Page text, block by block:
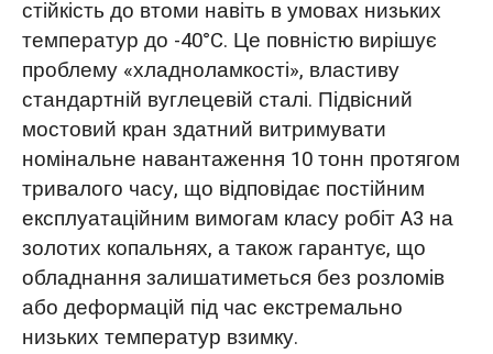
стійкість до втоми навіть в умовах низьких
температур до -40°C. Це повністю вирішує
проблему «хладноламкості», властиву
стандартній вуглецевій сталі. Підвісний
мостовий кран здатний витримувати
номінальне навантаження 10 тонн протягом
тривалого часу, що відповідає постійним
експлуатаційним вимогам класу робіт A3 на
золотих копальнях, а також гарантує, що
обладнання залишатиметься без розломів
або деформацій під час екстремально
низьких температур взимку.